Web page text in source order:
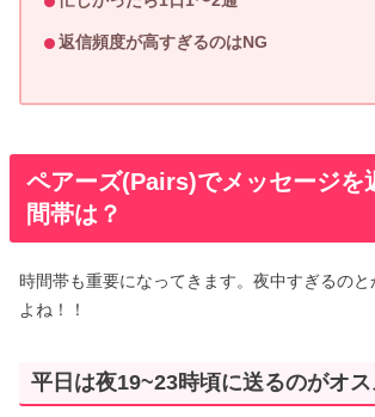
返信頻度が高すぎるのはNG
ペアーズ(Pairs)でメッセージを
間帯は？
時間帯も重要になってきます。夜中すぎるの
よね！！
平日は夜19~23時頃に送るのがオス